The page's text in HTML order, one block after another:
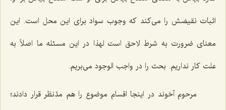
اثبات نقیضش را می‌کند که وجوب سواد برای این محل است. این
معنای ضرورت به شرط لاحق است لهذا در این مسئله ما اصلاً به
علت کار نداریم. بحث را در واجب الوجود می‌بریم.
مرحوم آخوند در اینجا اقسام موضوع را هم مدّنظر قرار دادند؛